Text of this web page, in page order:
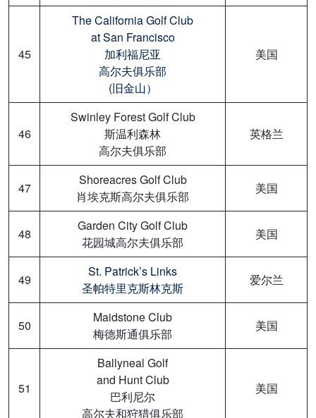
45
The California Golf Club
at San Francisco
加利福尼亚
高尔夫俱乐部
(旧金山）
美国
46
Swinley Forest Golf Club
斯温利森林
高尔夫俱乐部
英格兰
47
Shoreacres Golf Club
肖埃克斯高尔夫俱乐部
美国
48
Garden City Golf Club
花园城高尔夫俱乐部
美国
49
St. Patrick’s Links
圣帕特里克斯林克斯
爱尔兰
50
Maidstone Club
梅德斯通俱乐部
美国
51
Ballyneal Golf
and Hunt Club
巴利尼尔
高尔夫和狩猎俱乐部
美国